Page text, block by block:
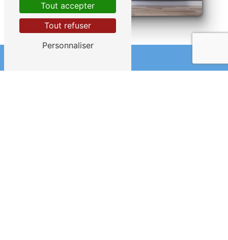
Tout accepter
Tout refuser
Personnaliser